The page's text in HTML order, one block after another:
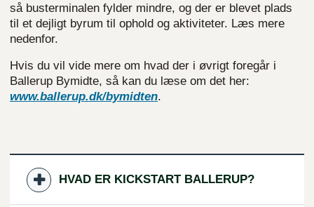
så busterminalen fylder mindre, og der er blevet plads
til et dejligt byrum til ophold og aktiviteter. Læs mere
nedenfor.
Hvis du vil vide mere om hvad der i øvrigt foregår i
Ballerup Bymidte, så kan du læse om det her:
www.ballerup.dk/bymidten.
HVAD ER KICKSTART BALLERUP?